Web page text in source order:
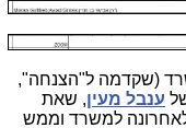
(שקדמה ל"הצנחה",
ענבל מעין, שאת
למשרד וממש